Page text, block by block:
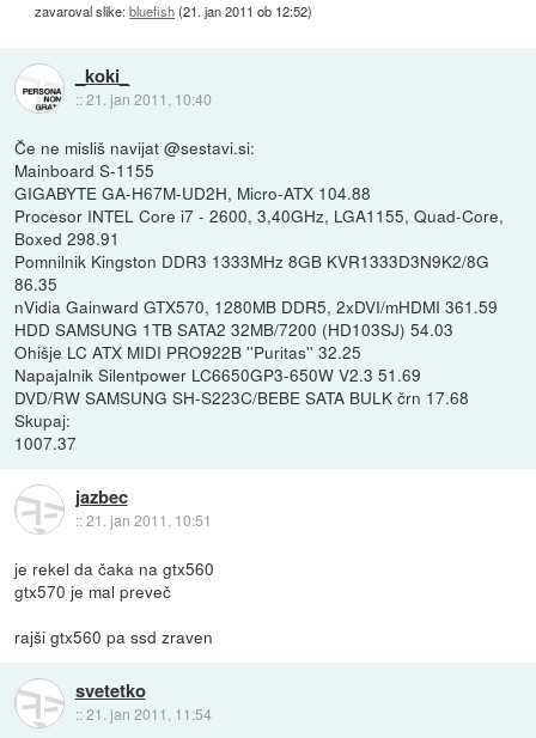
zavaroval slike:bluefish(21. jan 2011 ob 12:52)
_koki_
::21. jan 2011, 10:40
Če ne misliš navijat @sestavi.si:
Mainboard S-1155
GIGABYTE GA-H67M-UD2H, Micro-ATX 104.88
Procesor INTEL Core i7 - 2600, 3,40GHz, LGA1155, Quad-Core,
Boxed 298.91
Pomnilnik Kingston DDR3 1333MHz 8GB KVR1333D3N9K2/8G
86.35
nVidia Gainward GTX570, 1280MB DDR5, 2xDVI/mHDMI 361.59
HDD SAMSUNG 1TB SATA2 32MB/7200 (HD103SJ) 54.03
Ohišje LC ATX MIDI PRO922B ''Puritas'' 32.25
Napajalnik Silentpower LC6650GP3-650W V2.3 51.69
DVD/RW SAMSUNG SH-S223C/BEBE SATA BULK črn 17.68
Skupaj:
1007.37
jazbec
::21. jan 2011, 10:51
je rekel da čaka na gtx560
gtx570 je mal preveč
rajši gtx560 pa ssd zraven
svetetko
::21. jan 2011, 11:54